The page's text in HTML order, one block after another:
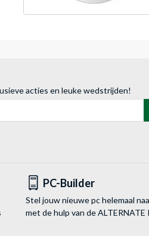
acties en leuke wedstrijden!
PC-Builder
Stel jouw nieuwe pc helemaal
met de hulp van de ALTERNATE